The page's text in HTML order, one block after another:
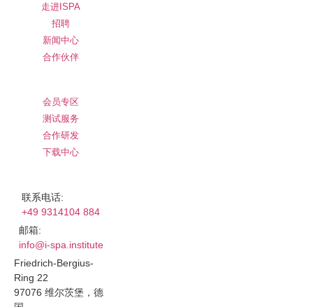
走进ISPA
招聘
新闻中心
合作伙伴
会员专区
测试服务
合作研发
下载中心
联系电话:
+49 9314104 884
邮箱:
info@i-spa.institute
Friedrich-Bergius-
Ring 22
97076 维尔茨堡，德